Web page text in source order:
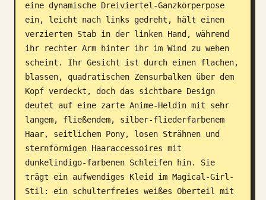
eine dynamische Dreiviertel-Ganzkörperpose
ein, leicht nach links gedreht, hält einen
verzierten Stab in der linken Hand, während
ihr rechter Arm hinter ihr im Wind zu wehen
scheint. Ihr Gesicht ist durch einen flachen,
blassen, quadratischen Zensurbalken über dem
Kopf verdeckt, doch das sichtbare Design
deutet auf eine zarte Anime-Heldin mit sehr
langem, fließendem, silber-fliederfarbenem
Haar, seitlichem Pony, losen Strähnen und
sternförmigen Haaraccessoires mit
dunkelindigo-farbenen Schleifen hin. Sie
trägt ein aufwendiges Kleid im Magical-Girl-
Stil: ein schulterfreies weißes Oberteil mit